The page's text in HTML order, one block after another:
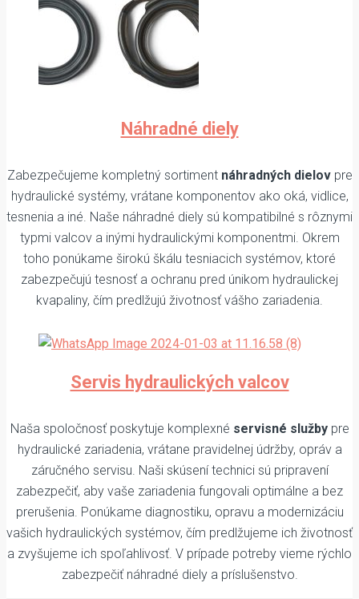
Náhradné diely
Zabezpečujeme kompletný sortiment náhradných dielovpre
hydraulické systémy, vrátane komponentov ako oká, vidlice,
tesnenia a iné. Naše náhradné diely sú kompatibilné s rôznymi
typmi valcov a inými hydraulickými komponentmi. Okrem
toho ponúkame širokú škálu tesniacich systémov, ktoré
zabezpečujú tesnosť a ochranu pred únikom hydraulickej
kvapaliny, čím predlžujú životnosť vášho zariadenia.
Servis hydraulických valcov
Naša spoločnosť poskytuje komplexné servisné službypre
hydraulické zariadenia, vrátane pravidelnej údržby, opráv a
záručného servisu. Naši skúsení technici sú pripravení
zabezpečiť, aby vaše zariadenia fungovali optimálne a bez
prerušenia. Ponúkame diagnostiku, opravu a modernizáciu
vašich hydraulických systémov, čím predlžujeme ich životnosť
a zvyšujeme ich spoľahlivosť. V prípade potreby vieme rýchlo
zabezpečiť náhradné diely a príslušenstvo.